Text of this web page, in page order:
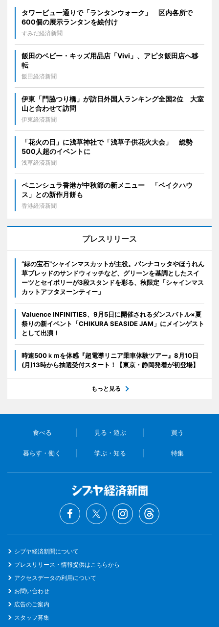
タワービュー通りで「ランタンウォーク」 区内各所で
600個の展示ランタンを絵付け
すみだ経済新聞
飯田のベビー・キッズ用品店「Vivi」、アピタ飯田店へ移
転
飯田経済新聞
伊東「門脇つり橋」が訪日外国人ランキング全国2位 大室
山と合わせて訪問
伊東経済新聞
「花火の日」に浅草神社で「浅草子供花火大会」 総勢
500人超のイベントに
浅草経済新聞
ペニンシュラ香港が中秋節の新メニュー 「ベイクハウ
ス」との新作月餅も
香港経済新聞
プレスリリース
“緑の宝石”シャインマスカットが主役。パンナコッタやほうれん
草ブレッドのサンドウィッチなど、グリーンを基調としたスイ
ーツとセイボリーが3段スタンドを彩る、秋限定「シャインマス
カットアフタヌーンティー」
Valuence INFINITIES、9月5日に開催されるダンスバトル×夏
祭りの新イベント「CHIKURA SEASIDE JAM」にメインゲスト
として出演！
時速500ｋｍを体感『超電導リニア乗車体験ツアー』8月10日
(月)13時から抽選受付スタート！【東京・静岡発着が初登場】
もっと見る
食べる 見る・遊ぶ 買う
暮らす・働く 学ぶ・知る 特集
シブヤ経済新聞について
プレスリリース・情報提供はこちらから
アクセスデータの利用について
お問い合わせ
広告のご案内
スタッフ募集